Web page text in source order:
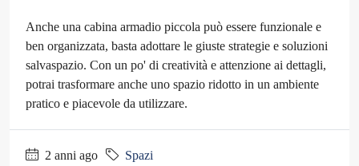
Anche una cabina armadio piccola può essere funzionale e
ben organizzata, basta adottare le giuste strategie e soluzioni
salvaspazio. Con un po' di creatività e attenzione ai dettagli,
potrai trasformare anche uno spazio ridotto in un ambiente
pratico e piacevole da utilizzare.
2 anni ago Spazi